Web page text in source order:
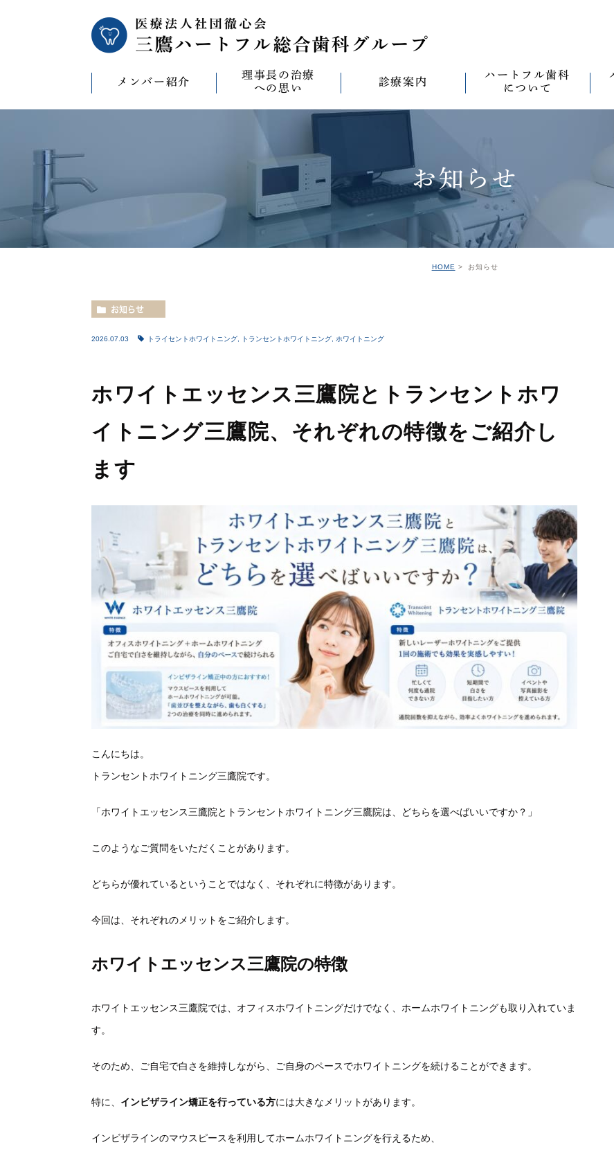
メンバー紹介
理事長の治療
への思い
CAD/CAM（オールセラミック治
療）への思い
バイコンインプラントへの思い
マウスピース型矯正装置（イン
ビザライン）への思い
診療案内
診療案内一覧
セラミック治療 ワンデイジルコニア治
無菌化根管治療 予防・メンテナンス
インプラント オールオン4
ホワイトニング
ハートフル歯科
について
ハートフルの治療
院内設備
ハートフル歯科
グループ院の案内
な
滅
お知らせ
HOME お知らせ
お知らせ
2026.07.03 トライセントホワイトニング トランセントホワイトニング ホワイトニング
ホワイトエッセンス三鷹院とトランセントホワ
イトニング三鷹院、それぞれの特徴をご紹介し
ます
こんにちは。
トランセントホワイトニング三鷹院です。
「ホワイトエッセンス三鷹院とトランセントホワイトニング三鷹院は 、どちらを選べばいいですか？」
このようなご質問をいただくことがあります。
どちらが優れているということではなく、 それぞれに特徴があります。
今回は、それぞれのメリットをご紹介します。
ホワイトエッセンス三鷹院の特徴
ホワイトエッセンス三鷹院では、 オフィスホワイトニングだけでなく、 ホームホワイトニングも取り入れていま
す。
そのため、ご自宅で白さを維持しながら、 ご自身のペースでホワイトニングを続けることができます。
特に、 インビザライン矯正を行っている方には大きなメリットがあ ります。
インビザラインのマウスピースを利用してホームホワイトニングを行えるため、